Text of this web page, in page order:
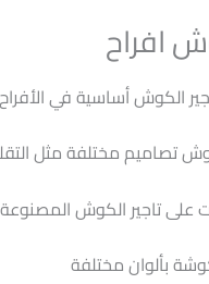
افراح
الكوش أساسية في
تصاميم مختلفة مثل
تاجير الكوش المصنوعة
بألوان مختلفة